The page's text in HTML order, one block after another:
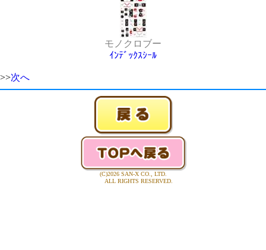
モノクロブー
ｲﾝﾃﾞｯｸｽｼｰﾙ
>>次へ
(C)2026 SAN-X CO., LTD.
ALL RIGHTS RESERVED.